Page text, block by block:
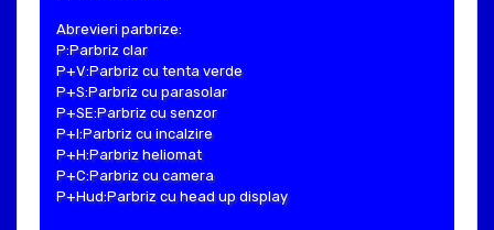
Abrevieri parbrize:
P:Parbriz clar
P+V:Parbriz cu tenta verde
P+S:Parbriz cu parasolar
P+SE:Parbriz cu senzor
P+I:Parbriz cu incalzire
P+H:Parbriz heliomat
P+C:Parbriz cu camera
P+Hud:Parbriz cu head up display